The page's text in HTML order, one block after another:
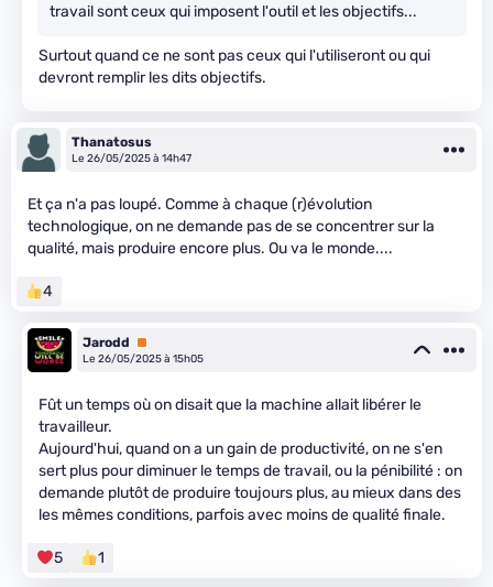
travail sont ceux qui imposent l'outil et les objectifs...
Surtout quand ce ne sont pas ceux qui l'utiliseront ou qui
devront remplir les dits objectifs.
Thanatosus
Le 26/05/2025 à 14h47
Et ça n'a pas loupé. Comme à chaque (r)évolution
technologique, on ne demande pas de se concentrer sur la
qualité, mais produire encore plus. Ou va le monde....
4
Jarodd
Premium
Le 26/05/2025 à 15h05
Fût un temps où on disait que la machine allait libérer le
travailleur.
Aujourd'hui, quand on a un gain de productivité, on ne s'en
sert plus pour diminuer le temps de travail, ou la pénibilité : on
demande plutôt de produire toujours plus, au mieux dans des
les mêmes conditions, parfois avec moins de qualité finale.
5 1